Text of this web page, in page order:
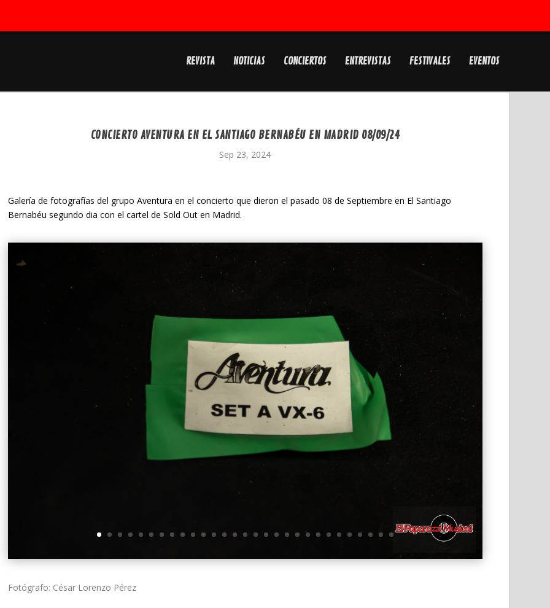
REVISTA NOTICIAS CONCIERTOS ENTREVISTAS FESTIVALES EVENTOS
CONCIERTO AVENTURA EN EL SANTIAGO BERNABÉU EN MADRID 08/09/24
Sep 23, 2024
Galería de fotografías del grupo Aventura en el concierto que dieron el pasado 08 de Septiembre en El Santiago
Bernabéu segundo dia con el cartel de Sold Out en Madrid.
Fotógrafo: César Lorenzo Pérez